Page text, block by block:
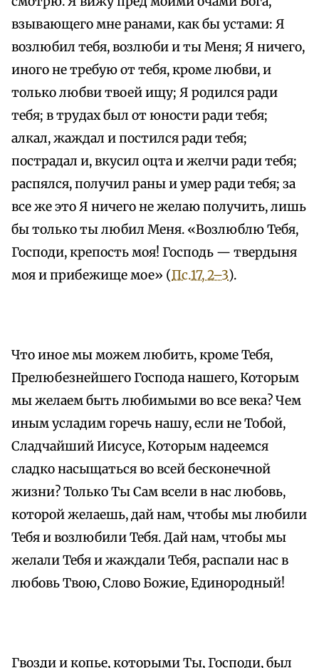
взывающего мне ранами, как бы устами: Я
возлюбил тебя, возлюби и ты Меня; Я ничего,
иного не требую от тебя, кроме любви, и
только любви твоей ищу; Я родился ради
тебя; в трудах был от юности ради тебя;
алкал, жаждал и постился ради тебя;
пострадал и, вкусил оцта и желчи ради тебя;
распялся, получил раны и умер ради тебя; за
все же это Я ничего не желаю получить, лишь
бы только ты любил Меня. «Возлюблю Тебя,
Господи, крепость моя! Господь — твердыня
моя и прибежище мое» (Пс.17, 2–3).
Что иное мы можем любить, кроме Тебя,
Прелюбезнейшего Господа нашего, Которым
мы желаем быть любимыми во все века? Чем
иным усладим горечь нашу, если не Тобой,
Сладчайший Иисусе, Которым надеемся
сладко насыщаться во всей бесконечной
жизни? Только Ты Сам всели в нас любовь,
которой желаешь, дай нам, чтобы мы любили
Тебя и возлюбили Тебя. Дай нам, чтобы мы
желали Тебя и жаждали Тебя, распали нас в
любовь Твою, Слово Божие, Единородный!
Гвозди и копье, которыми Ты, Господи, был